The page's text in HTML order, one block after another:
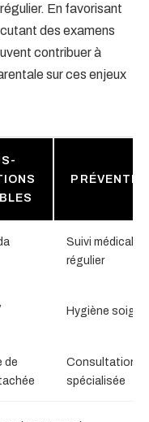
En favorisant
des examens
contribuer à
sur ces enjeux
Suivi médical
régulier
Hygiène
de
Consultation
spécialisée